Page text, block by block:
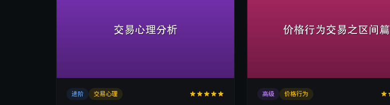
进阶 交易心理 高级 价格行为